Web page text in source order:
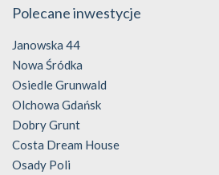
Polecane inwestycje
Janowska 44
Nowa Śródka
Osiedle Grunwald
Olchowa Gdańsk
Dobry Grunt
Costa Dream House
Osady Poli